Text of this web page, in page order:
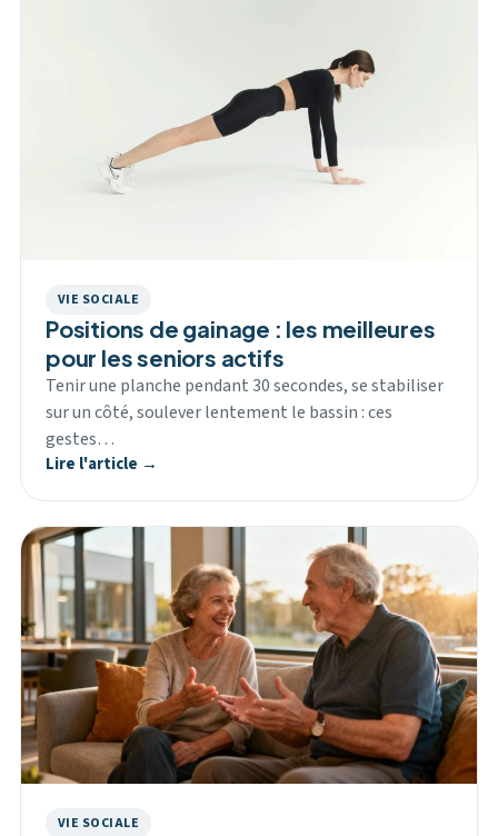
VIE SOCIALE
Positions de gainage : les meilleures
pour les seniors actifs
Tenir une planche pendant 30 secondes, se stabiliser
sur un côté, soulever lentement le bassin : ces
gestes…
Lire l'article →
VIE SOCIALE